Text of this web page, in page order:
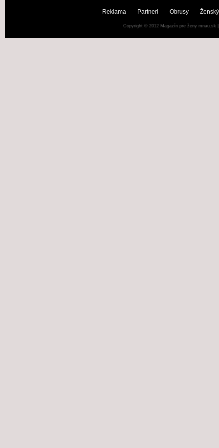
Reklama Partneri Obrusy
Copyright © 2012 Magazín pre ženy mnau.sk